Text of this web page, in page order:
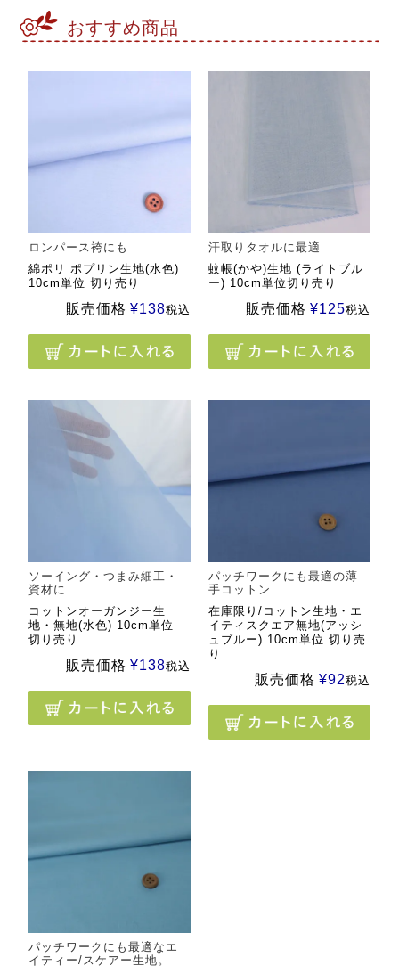
おすすめ商品
ロンパース袴にも
綿ポリ ポプリン生地(水色)
10cm単位 切り売り
販売価格 ¥138税込
汗取りタオルに最適
蚊帳(かや)生地 (ライトブル
ー) 10cm単位切り売り
販売価格 ¥125税込
ソーイング・つまみ細工・
資材に
コットンオーガンジー生
地・無地(水色) 10cm単位
切り売り
販売価格 ¥138税込
パッチワークにも最適の薄
手コットン
在庫限り/コットン生地・エ
イティスクエア無地(アッシ
ュブルー) 10cm単位 切り売
り
販売価格 ¥92税込
パッチワークにも最適なエ
イティー/スケアー生地。